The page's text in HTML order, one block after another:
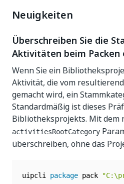
Neuigkeiten
Überschreiben Sie die
Aktivitäten beim
Wenn Sie ein
Aktivität, die vom
gemacht wird, ein
Standardmäßig ist dieses
Bibliotheksprojekts. Mit dem
activitiesRootCategory
überschreiben, ohne das
uipcli package pack